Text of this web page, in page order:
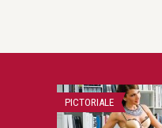
PICTORIALE